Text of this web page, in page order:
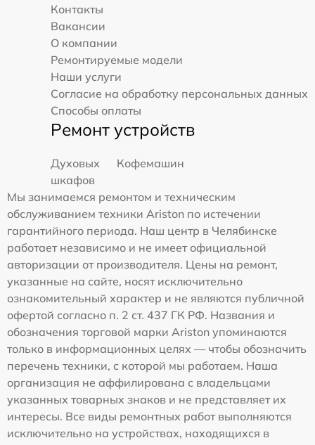
Контакты
Вакансии
О компании
Ремонтируемые модели
Наши услуги
Согласие на обработку персональных данных
Способы оплаты
Ремонт устройств
Духовых
шкафов
Кофемашин
Мы занимаемся ремонтом и техническим
обслуживанием техники Ariston по истечении
гарантийного периода. Наш центр в Челябинске
работает независимо и не имеет официальной
авторизации от производителя. Цены на ремонт,
указанные на сайте, носят исключительно
ознакомительный характер и не являются публичной
офертой согласно п. 2 ст. 437 ГК РФ. Названия и
обозначения торговой марки Ariston упоминаются
только в информационных целях — чтобы обозначить
перечень техники, с которой мы работаем. Наша
организация не аффилирована с владельцами
указанных товарных знаков и не представляет их
интересы. Все виды ремонтных работ выполняются
исключительно на устройствах, находящихся в